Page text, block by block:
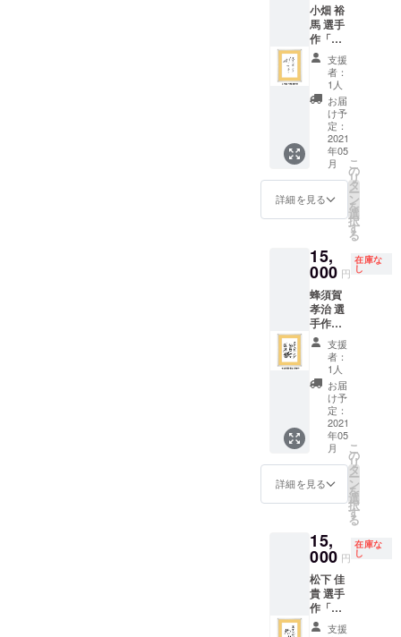
小畑 裕
馬 選手
作「ス
タン
ディン
グ仙
台」額
入り
支援
者：
1人
お届
け予
定：
2021
年05
月
詳細を見る
こ
の
リ
タ
ー
ン
を
選
択
す
る
15,
000 円
在庫な
し
蜂須賀
孝治 選
手作
「スタ
ンディ
ング仙
台」額
入り
支援
者：
1人
お届
け予
定：
2021
年05
月
詳細を見る
こ
の
リ
タ
ー
ン
を
選
択
す
る
15,
000 円
在庫な
し
松下 佳
貴 選手
作「ス
タン支援